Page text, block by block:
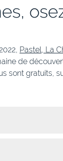
Pastel, La
de
sont gratuits,